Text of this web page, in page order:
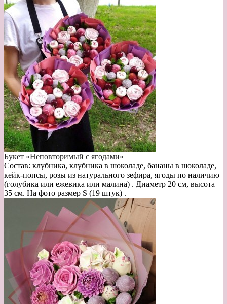
Букет «Неповторимый с ягодами»
Состав: клубника, клубника в шоколаде, бананы в шоколаде,
кейк-попсы, розы из натурального зефира, ягоды по наличию
(голубика или ежевика или малина) . Диаметр 20 см, высота
35 см. На фото размер S (19 штук) .